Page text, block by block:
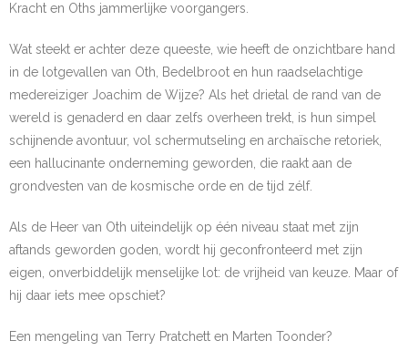
Kracht en Oths jammerlijke voorgangers.
Wat steekt er achter deze queeste, wie heeft de onzichtbare hand
in de lotgevallen van Oth, Bedelbroot en hun raadselachtige
medereiziger Joachim de Wijze? Als het drietal de rand van de
wereld is genaderd en daar zelfs overheen trekt, is hun simpel
schijnende avontuur, vol schermutseling en archaïsche retoriek,
een hallucinante onderneming geworden, die raakt aan de
grondvesten van de kosmische orde en de tijd zélf.
Als de Heer van Oth uiteindelijk op één niveau staat met zijn
aftands geworden goden, wordt hij geconfronteerd met zijn
eigen, onverbiddelijk menselijke lot: de vrijheid van keuze. Maar of
hij daar iets mee opschiet?
Een mengeling van Terry Pratchett en Marten Toonder?